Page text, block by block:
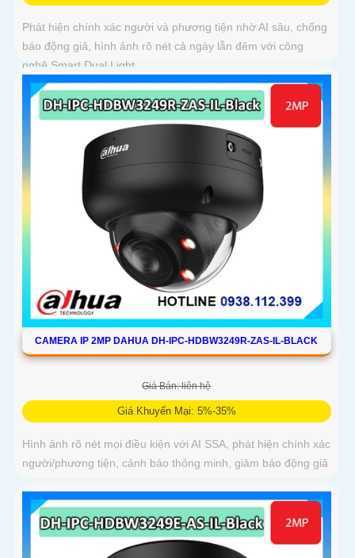
Phát hiện chính xác người và phương tiện nhờ AI sâu, chống
báo động giả, hình ảnh rõ nét cả ngày lẫn đêm với công
nghệ Smart Dual Light
CAMERA IP 2MP DAHUA DH-IPC-HDBW3249R-ZAS-IL-BLACK
Giá Bán: liên hệ
Giá Khuyến Mại: 5%-35%
Hình ảnh rõ nét mọi điều kiện với AI SSA, phát hiện chính xác
người/phương tiện, cảnh báo thông minh, giảm báo động giả